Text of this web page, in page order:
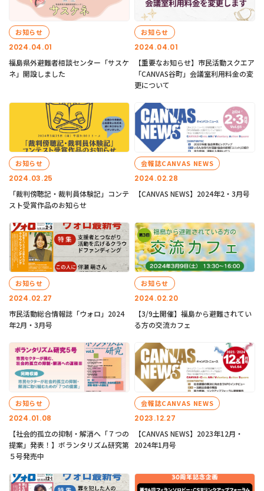
2024.04.01
お知らせ
福島県外避難者相談センター「サスケ
ネ」開設しました
2024.04.01
お知らせ
【重要なお知らせ】市民活動スクエア
「CANVAS谷町」会議室利用料金の変
更について
2024.03.25
お知らせ
「裁判傍聴記・裁判員体験記」コンテ
スト受賞作品のお知らせ
2024.02.28
会報誌CANVAS NEWS
【CANVAS NEWS】2024年2・3月号
2024.02.27
お知らせ
市民活動総合情報誌「ウォロ」2024
年2月・3月号
2024.02.20
お知らせ
【3/9土開催】福島から避難されてい
る方の交流カフェ
2024.01.08
お知らせ
【社会的孤立の抑制・解消へ「７つの
提案」発表！】ボランタリズム研究第
５号発売中
2023.12.27
会報誌CANVAS NEWS
【CANVAS NEWS】2023年12月・
2024年1月号